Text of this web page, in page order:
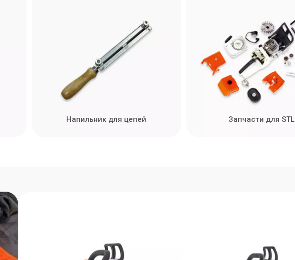
Напильник для цепей Запчасти для STL